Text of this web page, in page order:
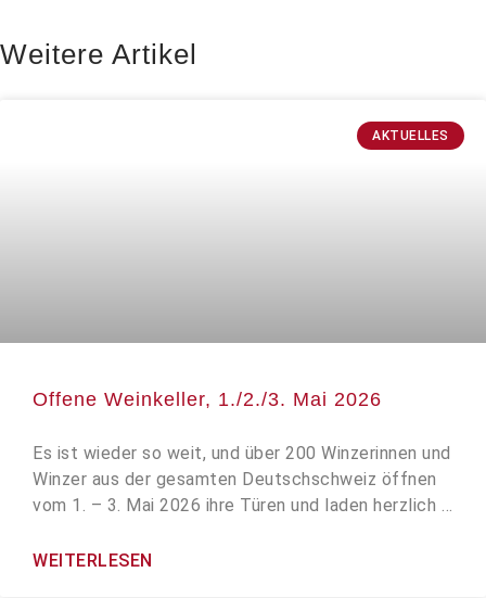
Weitere Artikel
AKTUELLES
Offene Weinkeller, 1./2./3. Mai 2026
Es ist wieder so weit, und über 200 Winzerinnen und
Winzer aus der gesamten Deutschschweiz öffnen
vom 1. – 3. Mai 2026 ihre Türen und laden herzlich …
WEITERLESEN